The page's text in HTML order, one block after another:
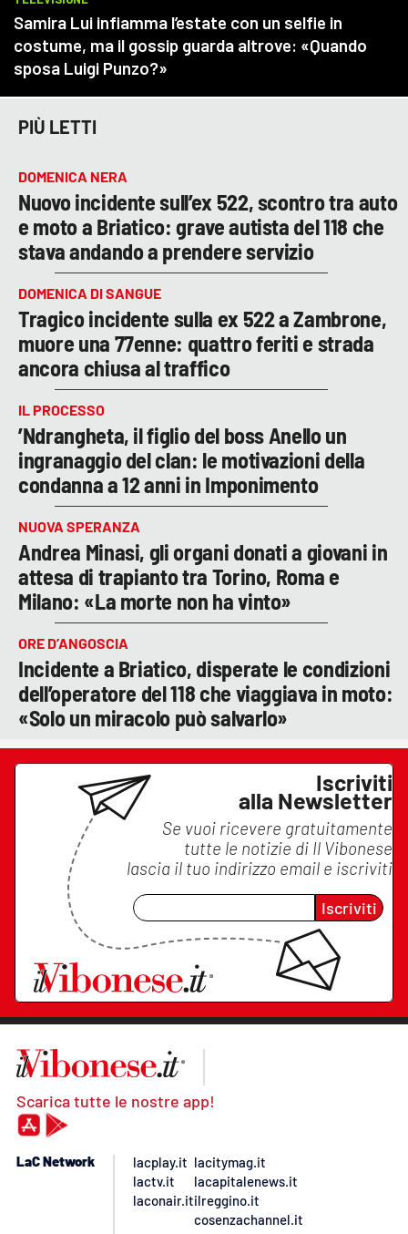
PIÙ LETTI
DOMENICA NERA
Nuovo incidente sull’ex 522, scontro tra auto
e moto a Briatico: grave autista del 118 che
stava andando a prendere servizio
DOMENICA DI SANGUE
Tragico incidente sulla ex 522 a Zambrone,
muore una 77enne: quattro feriti e strada
ancora chiusa al traffico
IL PROCESSO
’Ndrangheta, il figlio del boss Anello un
ingranaggio del clan: le motivazioni della
condanna a 12 anni in Imponimento
NUOVA SPERANZA
Andrea Minasi, gli organi donati a giovani in
attesa di trapianto tra Torino, Roma e
Milano: «La morte non ha vinto»
ORE D’ANGOSCIA
Incidente a Briatico, disperate le condizioni
dell’operatore del 118 che viaggiava in moto:
«Solo un miracolo può salvarlo»
Iscriviti
alla Newsletter
Se vuoi ricevere gratuitamente
tutte le notizie di Il Vibonese
lascia il tuo indirizzo email e iscriviti
Iscriviti
Scarica tutte le nostre app!
LaC Network
lacplay.it
lactv.it
laconair.it
lacitymag.it
lacapitalenews.it
ilreggino.it
cosenzachannel.it